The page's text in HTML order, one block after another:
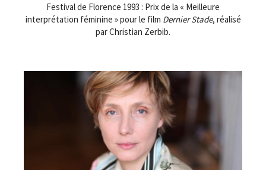
Festival de Florence 1993 : Prix de la « Meilleure
interprétation féminine » pour le film Dernier Stade, réalisé
par Christian Zerbib.